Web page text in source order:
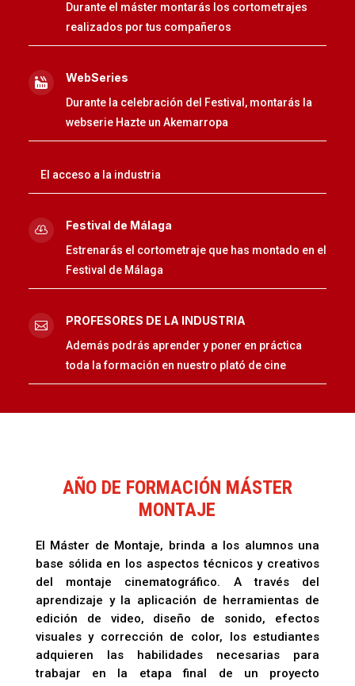
Durante el máster montarás los cortometrajes
realizados por tus compañeros
 WebSeries
Durante la celebración del Festival, montarás la
webserie Hazte un Akemarropa
El acceso a la industria
 Festival de Málaga
Estrenarás el cortometraje que has montado en el
Festival de Málaga
 PROFESORES DE LA INDUSTRIA
Además podrás aprender y poner en práctica
toda la formación en nuestro plató de cine
AÑO DE FORMACIÓN MÁSTER
MONTAJE
El Máster de Montaje, brinda a los alumnos una
base sólida en los aspectos técnicos y creativos
del montaje cinematográfico. A través del
aprendizaje y la aplicación de herramientas de
edición de video, diseño de sonido, efectos
visuales y corrección de color, los estudiantes
adquieren las habilidades necesarias para
trabajar en la etapa final de un proyecto